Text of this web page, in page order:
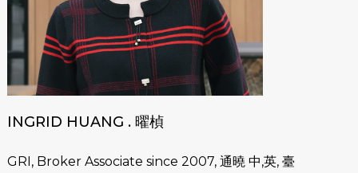
INGRID HUANG . 曜楨
GRI, Broker Associate since 2007, 通曉 中,英, 臺